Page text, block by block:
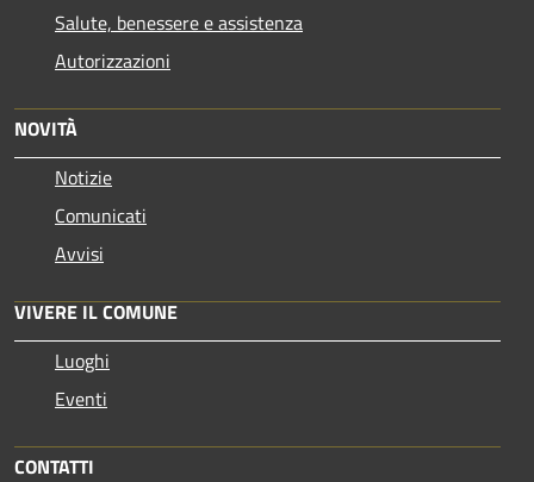
Salute, benessere e assistenza
Autorizzazioni
NOVITÀ
Notizie
Comunicati
Avvisi
VIVERE IL COMUNE
Luoghi
Eventi
CONTATTI